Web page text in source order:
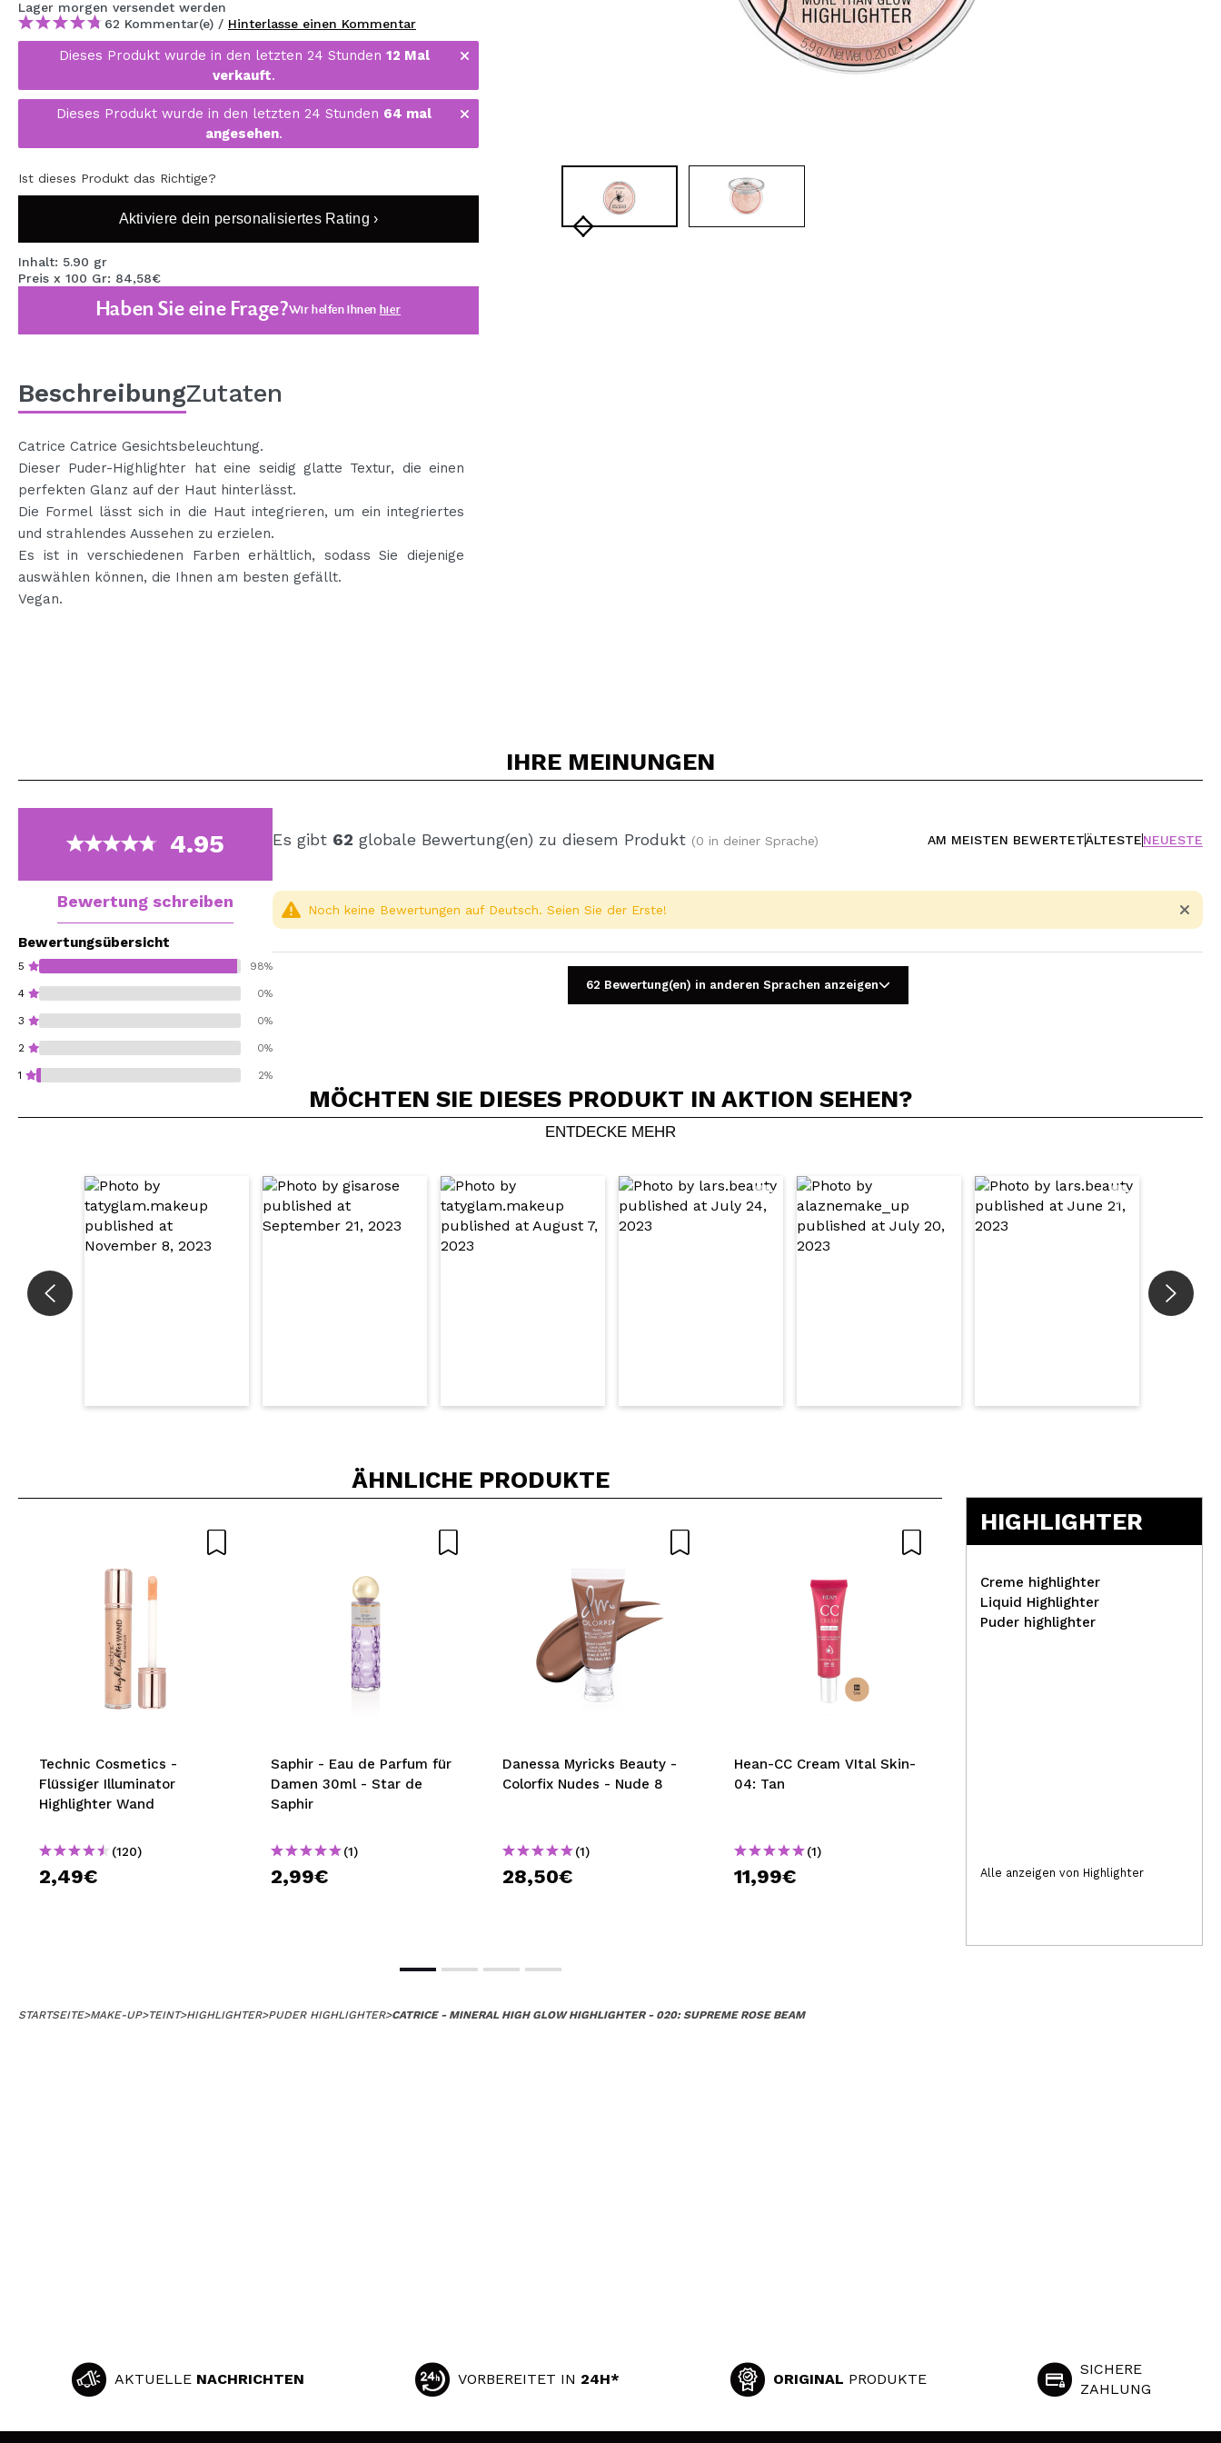
MAQUIFARMA
KOREA ZONE
TRAVEL SIZE
SPECIALS
SIE SIND ZURÜCKGEKEHRT!
BALD VERFÜGBAR
BLOG
bisherigen Vorgänge einsehen.
Lager morgen versendet werden
62 Kommentar(e) / Hinterlasse einen Kommentar
Dieses Produkt wurde in den letzten 24 Stunden 12 Mal
verkauft.
Dieses Produkt wurde in den letzten 24 Stunden 64 mal
angesehen.
Ist dieses Produkt das Richtige?
Aktiviere dein personalisiertes Rating ›
Inhalt: 5.90 gr
Preis x 100 Gr: 84,58€
Haben Sie eine Frage?Wir helfen Ihnen hier
BeschreibungZutaten
Catrice Catrice Gesichtsbeleuchtung.
Dieser Puder-Highlighter hat eine seidig glatte Textur, die einen
perfekten Glanz auf der Haut hinterlässt.
Die Formel lässt sich in die Haut integrieren, um ein integriertes
und strahlendes Aussehen zu erzielen.
Es ist in verschiedenen Farben erhältlich, sodass Sie diejenige
auswählen können, die Ihnen am besten gefällt.
Vegan.
IHRE MEINUNGEN
4.95
Bewertung schreiben
Bewertungsübersicht
5 98%
4 0%
3 0%
2 0%
1 2%
Es gibt 62 globale Bewertung(en) zu diesem Produkt (0 in deiner Sprache) AM MEISTEN BEWERTETÄLTESTENEUESTE
Ein Video oder Foto teilen
Dein Video könnte das erste sein. Stell es dir vor...
Würden Sie diesen Kauf empfehlen? 5/5
SENDEN
Noch keine Bewertungen auf Deutsch. Seien Sie der Erste!
62 Bewertung(en) in anderen Sprachen anzeigen
MÖCHTEN SIE DIESES PRODUKT IN AKTION SEHEN?
ENTDECKE MEHR
ÄHNLICHE PRODUKTE
Technic Cosmetics -
Flüssiger Illuminator
Highlighter Wand
(120)
2,49€
Saphir - Eau de Parfum für
Damen 30ml - Star de
Saphir
(1)
2,99€
Danessa Myricks Beauty -
Colorfix Nudes - Nude 8
(1)
28,50€
Hean-CC Cream VItal Skin-
04: Tan
(1)
11,99€ 5,69€
HIGHLIGHTER
Creme highlighter
Liquid Highlighter
Puder highlighter
Alle anzeigen von Highlighter
STARTSEITE>MAKE-UP>TEINT>HIGHLIGHTER>PUDER HIGHLIGHTER>CATRICE - MINERAL HIGH GLOW HIGHLIGHTER - 020: SUPREME ROSE BEAM
AKTUELLE NACHRICHTEN VORBEREITET IN 24H* ORIGINAL PRODUKTE
SICHERE
ZAHLUNG